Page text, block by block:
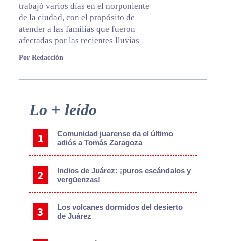
trabajó varios días en el norponiente
de la ciudad, con el propósito de
atender a las familias que fueron
afectadas por las recientes lluvias
Por Redacción
Primary
Lo + leído
Comunidad juarense da el último
adiós a Tomás Zaragoza
Indios de Juárez: ¡puros escándalos y
vergüenzas!
Los volcanes dormidos del desierto
de Juárez